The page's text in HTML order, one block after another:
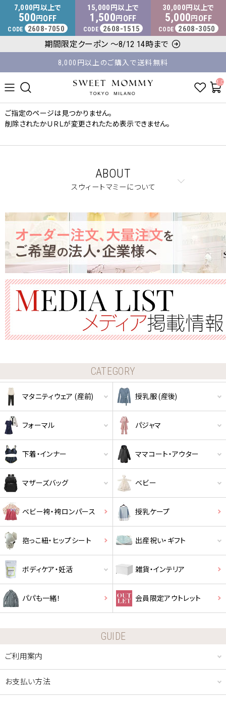
マタニティウェア・授乳服のスウィートマミー
7,000円以上で
500円OFF
CODE 2608-7050
15,000 円以上で
1,500 円 OFF
CODE 2608-1515
30,000 円以上で
5,000 円 OFF
CODE 2608-3050
期間限定クーポン ～8/12 14時まで
平日14時 / 土日祝12時まで のご注文で当日出荷！
8,000円以上のご購入で送料無料
ご指定のページは見つかりません。
削除されたかＵＲＬが変更されたため表示できません。
ABOUT
スウィートマミーについて
CATEGORY
マタニティウェア (産前) 授乳服 (産後)
フォーマル パジャマ
下着・インナー ママコート・アウター
マザーズバッグ ベビー
ベビー袴・袴ロンパース 授乳ケープ
抱っこ紐・ヒップシート 出産祝い・ギフト
ボディケア・妊活 雑貨・インテリア
パパも一緒！ 会員限定アウトレット
GUIDE
ご利用案内
お支払い方法
クーポンコードをコピーしました。
ショッピングカート画面にてご入力ください。